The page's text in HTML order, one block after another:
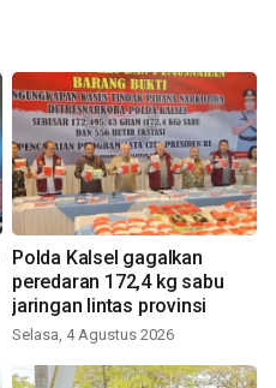
Polda Kalsel gagalkan
peredaran 172,4 kg sabu
jaringan lintas provinsi
Selasa, 4 Agustus 2026